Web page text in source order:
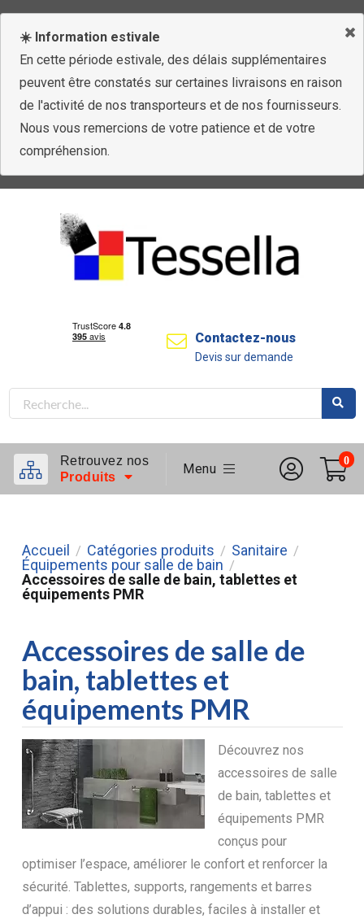
☀️ Information estivale
En cette période estivale, des délais supplémentaires
peuvent être constatés sur certaines livraisons en raison
de l'activité de nos transporteurs et de nos fournisseurs.
Nous vous remercions de votre patience et de votre
compréhension.
Contactez-nous
Devis sur demande
Retrouvez nos
Produits
Menu
0
Accueil / Catégories produits / Sanitaire /
Équipements pour salle de bain /
Accessoires de salle de bain, tablettes et
équipements PMR
Accessoires de salle de
bain, tablettes et
équipements PMR
Découvrez nos
accessoires de salle
de bain, tablettes et
équipements PMR
conçus pour
optimiser l’espace, améliorer le confort et renforcer la
sécurité. Tablettes, supports, rangements et barres
d’appui : des solutions durables, faciles à installer et